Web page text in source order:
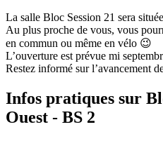
La salle Bloc Session 21 sera
Au plus proche de vous, vous
en commun ou même en vélo 😉
L’ouverture est prévue mi
Restez informé sur l’avancement
Infos pratiques sur
Ouest - BS 2